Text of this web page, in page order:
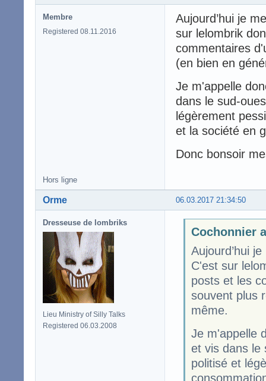
Membre
Registered 08.11.2016
Aujourd’hui je
sur lelombrik
commentaires
(en bien en
Je m'appelle
dans le sud-
légèrement
et la société en
Donc bonsoir
Hors ligne
06.03.2017 21:34:50
Orme
Dresseuse de lombriks
Lieu Ministry of Silly Talks
Registered 06.03.2008
Cochonnier
Aujourd’hui
C'est sur
posts et les
souvent plus
même.
Je m'appelle
et vis dans le
politisé et